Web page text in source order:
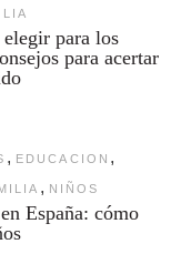
elegir para los
para acertar
, EDUCACION ,
, NIÑOS
España: cómo